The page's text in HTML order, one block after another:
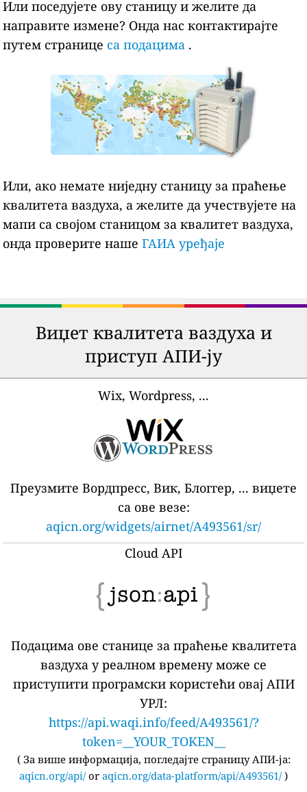
Или поседујете ову станицу и желите да
направите измене? Онда нас контактирајте
путем странице са подацима .
Или, ако немате ниједну станицу за праћење
квалитета ваздуха, а желите да учествујете на
мапи са својом станицом за квалитет ваздуха,
онда проверите нашеГАИА уређаје
Виџет квалитета ваздуха и
приступ АПИ-ју
Wix, Wordpress, ...
Преузмите Вордпресс, Вик, Блоггер, ... виџете
са ове везе:
aqicn.org/widgets/airnet/A493561/sr/
Cloud API
Подацима ове станице за праћење квалитета
ваздуха у реалном времену може се
приступити програмски користећи овај АПИ
УРЛ:
https://api.waqi.info/feed/A493561/?
token=__YOUR_TOKEN__
( За више информација, погледајте страницу АПИ-ја:
aqicn.org/api/or aqicn.org/data-platform/api/A493561/)